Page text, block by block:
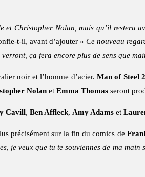
Christopher Nolan, mais qu’il restera
t-il, avant d’ajouter «Ce nouveau
ça fera encore plus de sens que
noir et l’homme d’acier. Man of Steel 2
Nolan et Emma Thomas seront
Cavill, Ben Affleck, Amy Adams et
précisément sur la fin du comics de
je veux que tu te souviennes de ma